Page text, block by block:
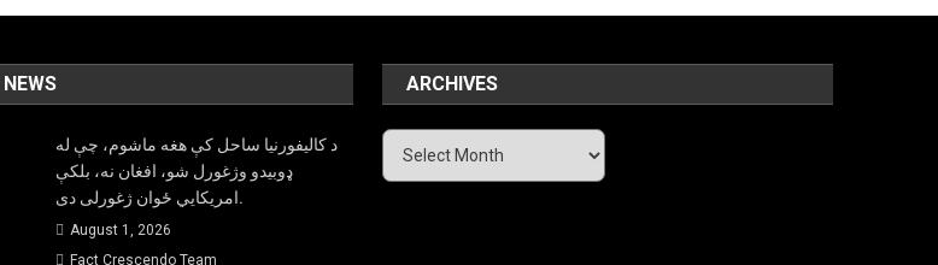
د کالیفورنیا ساحل کې هغه ماشوم، چې له
ډوبیدو وژغورل شو، افغان نه، بلکې
امریکایي ځوان ژغورلی دی.
August 1, 2026
Fact Crescendo Team
ARCHIVES